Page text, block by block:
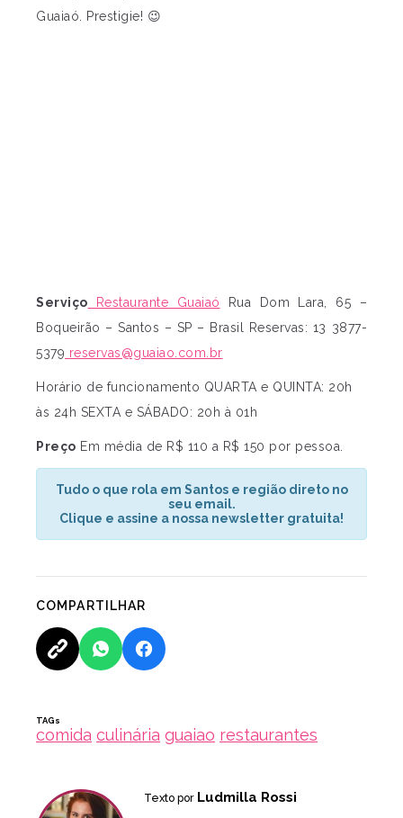
Guaiaó. Prestigie! 😉
Serviço Restaurante Guaiaó Rua Dom Lara, 65 –
Boqueirão – Santos – SP – Brasil Reservas: 13 3877-
5379 reservas@guaiao.com.br
Horário de funcionamento QUARTA e QUINTA: 20h
às 24h SEXTA e SÁBADO: 20h à 01h
Preço Em média de R$ 110 a R$ 150 por pessoa.
Tudo o que rola em Santos e região direto no
seu email.
Clique e assine a nossa newsletter gratuita!
COMPARTILHAR
TAGs
comida culinária guaiao restaurantes
Texto por Ludmilla Rossi